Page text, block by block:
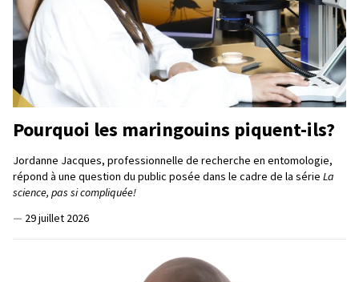
Pourquoi les maringouins piquent-ils?
Jordanne Jacques, professionnelle de recherche en entomologie,
répond à une question du public posée dans le cadre de la série La
science, pas si compliquée!
— 29 juillet 2026